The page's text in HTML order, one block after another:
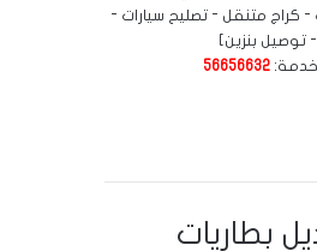
- كراج متنقل - تصليح سيارات -
- توصيل بنزين]
56656632
بطاريات